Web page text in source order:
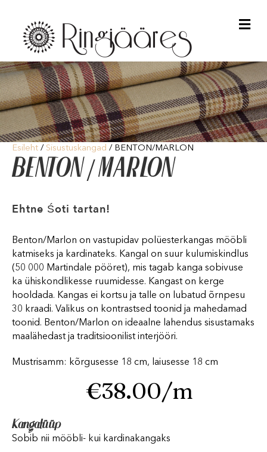
Esileht / Sisustuskangad / BENTON/MARLON
BENTON/MARLON
Ehtne Śoti tartan!
Benton/Marlon on vastupidav polüesterkangas mööbli
katmiseks ja kardinateks. Kangal on suur kulumiskindlus
(50 000 Martindale pööret), mis tagab kanga sobivuse
ka ühiskondlikesse ruumidesse. Kangast on kerge
hooldada. Kangas ei kortsu ja talle on lubatud õrnpesu
30 kraadi. Valikus on kontrastsed toonid ja mahedamad
toonid. Benton/Marlon on ideaalne lahendus sisustamaks
maalähedast ja traditsioonilist interjööri.
Mustrisamm: kõrgusesse 18 cm, laiusesse 18 cm
€38.00/m
Kangatüüp
Sobib nii mööbli- kui kardinakangaks